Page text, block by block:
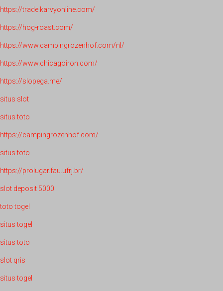
https://trade.karvyonline.com/
https://hog-roast.com/
https://www.campingrozenhof.com/nl/
https://www.chicagoiron.com/
https://slopega.me/
situs slot
situs toto
https://campingrozenhof.com/
situs toto
https://prolugar.fau.ufrj.br/
slot deposit 5000
toto togel
situs togel
situs toto
slot qris
situs togel